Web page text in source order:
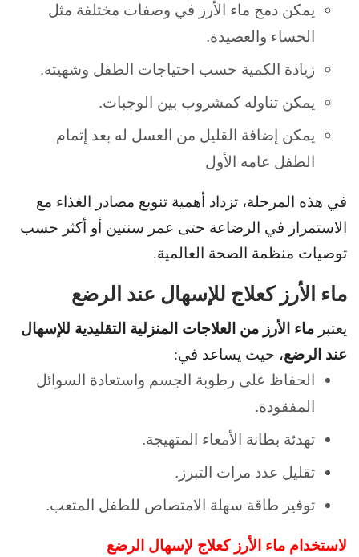
يمكن دمج ماء الأرز في وصفات مختلفة مثل
الحساء والعصيدة.
زيادة الكمية حسب احتياجات الطفل وشهيته.
يمكن تناوله كمشروب بين الوجبات.
يمكن إضافة القليل من العسل له بعد إتمام
الطفل عامه الأول
في هذه المرحلة، تزداد أهمية تنويع مصادر الغذاء مع
الاستمرار في الرضاعة حتى عمر سنتين أو أكثر حسب
توصيات منظمة الصحة العالمية.
ماء الأرز كعلاج للإسهال عند الرضع
يعتبر ماء الأرز من العلاجات المنزلية التقليدية للإسهال
عند الرضع، حيث يساعد في:
الحفاظ على رطوبة الجسم واستعادة السوائل
المفقودة.
تهدئة بطانة الأمعاء المتهيجة.
تقليل عدد مرات التبرز.
توفير طاقة سهلة الامتصاص للطفل المتعب.
لاستخدام ماء الأرز كعلاج لإسهال الرضع